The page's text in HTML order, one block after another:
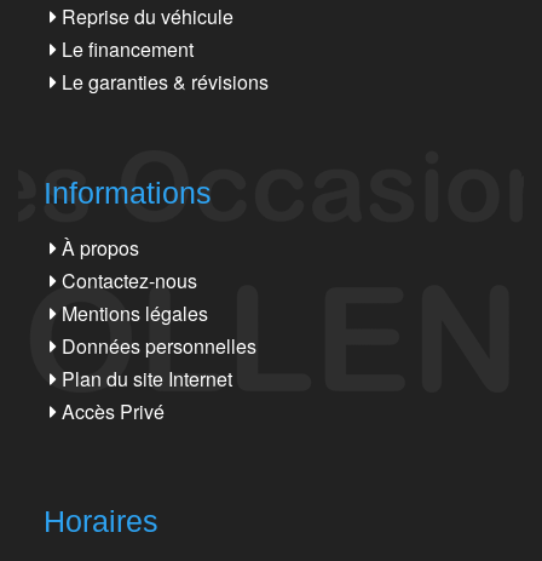
Reprise du véhicule
Le financement
Le garanties & révisions
Informations
À propos
Contactez-nous
Mentions légales
Données personnelles
Plan du site Internet
Accès Privé
Horaires